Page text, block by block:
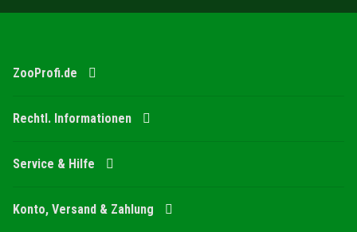
ZooProfi.de
Rechtl. Informationen
Service & Hilfe
Konto, Versand & Zahlung